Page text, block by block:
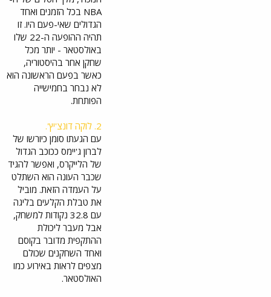
NBA בכל הזמנים ואחד
הגדולים שאי-פעם היו. זו
תהיה ההופעה ה-22 שלו
באולסטאר - יותר מכל
שחקן אחר בהיסטוריה,
כאשר בפעם הראשונה הוא
לא נבחר בחמישייה
הפותחת.
2. לוקה דונצ'יץ'.
עם הגעתו סומן כיורשו של
לברון ג'יימס ככוכב הגדול
של הלייקרס, ואפשר להגיד
שכבר העונה הוא השתלט
על העמדה הזאת. מוביל
את טבלת הקלעים בליגה
עם 32.8 נקודות למשחק,
אבל מעבר ליכולת
ההתקפית מדובר בקוסם
ואחד השחקנים שכולם
מצפים לראות באירוע כמו
האולסטאר.